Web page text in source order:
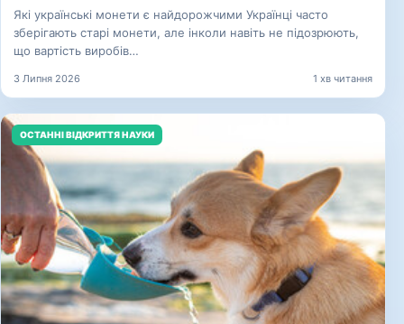
Які українські монети є найдорожчими Українці часто
зберігають старі монети, але інколи навіть не підозрюють,
що вартість виробів…
3 Липня 2026 1 хв читання
ОСТАННІ ВІДКРИТТЯ НАУКИ